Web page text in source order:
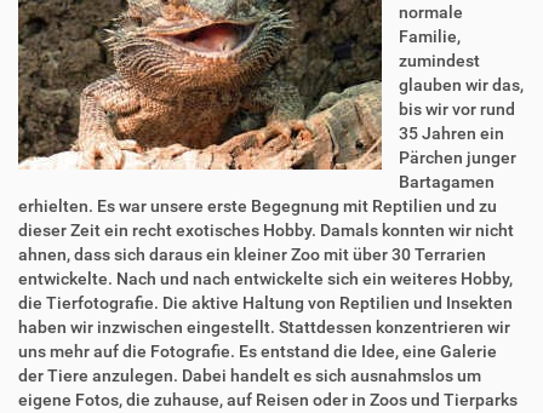
normale
Familie,
zumindest
glauben wir das,
bis wir vor rund
35 Jahren ein
Pärchen junger
Bartagamen
erhielten. Es war unsere erste Begegnung mit Reptilien und zu
dieser Zeit ein recht exotisches Hobby. Damals konnten wir nicht
ahnen, dass sich daraus ein kleiner Zoo mit über 30 Terrarien
entwickelte. Nach und nach entwickelte sich ein weiteres Hobby,
die Tierfotografie. Die aktive Haltung von Reptilien und Insekten
haben wir inzwischen eingestellt. Stattdessen konzentrieren wir
uns mehr auf die Fotografie. Es entstand die Idee, eine Galerie
der Tiere anzulegen. Dabei handelt es sich ausnahmslos um
eigene Fotos, die zuhause, auf Reisen oder in Zoos und Tierparks